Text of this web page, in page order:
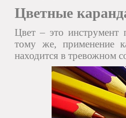
Цветные
Цвет – это инструмент
тому же, применение
находится в тревожном